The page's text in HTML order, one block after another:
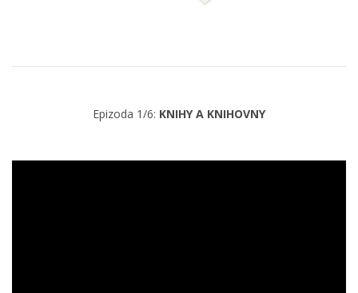
Epizoda 1/6: KNIHY A KNIHOVNY